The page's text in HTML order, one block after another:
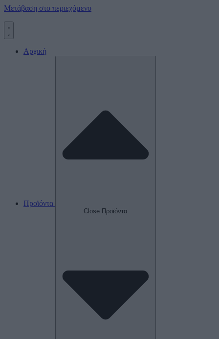
Μετάβαση στο περιεχόμενο
Αρχική
Προϊόντα
Close Προϊόντα